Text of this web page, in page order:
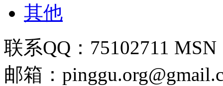
其他
联系QQ：75102711
邮箱：